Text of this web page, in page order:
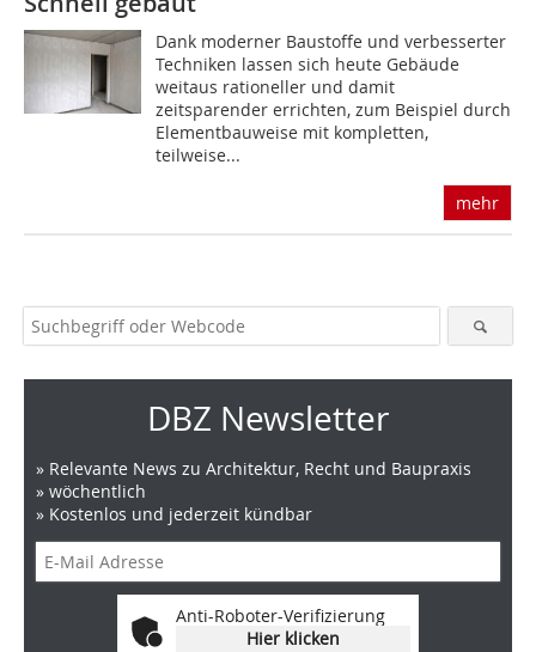
Dank moderner Baustoffe und verbesserter
Techniken lassen sich heute Gebäude
weitaus rationeller und damit
zeitsparender errichten, zum Beispiel durch
Elementbauweise mit kompletten,
teilweise...
mehr
DBZ Newsletter
» Relevante News zu Architektur, Recht und Baupraxis
» wöchentlich
» Kostenlos und jederzeit kündbar
Anti-Roboter-Verifizierung
Hier klicken